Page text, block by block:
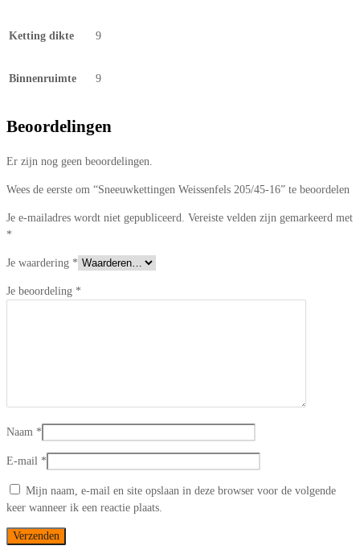
Ketting dikte 9
Binnenruimte 9
Beoordelingen
Er zijn nog geen beoordelingen.
Wees de eerste om “Sneeuwkettingen Weissenfels 205/45-16” te beoordelen
Je e-mailadres wordt niet gepubliceerd. Vereiste velden zijn gemarkeerd met
*
Je waardering *
Je beoordeling *
Naam *
E-mail *
Mijn naam, e-mail en site opslaan in deze browser voor de volgende
keer wanneer ik een reactie plaats.